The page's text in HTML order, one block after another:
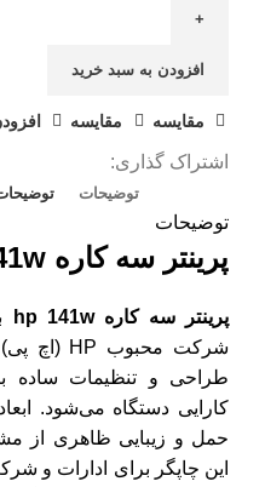
افزودن به سبد خرید
مقايسه مقایسه
اشتراک گذاری:
توضیحات
توضیحات
پرینتر سه کاره hp 141w
پرینتر سه کاره hp 141w
شرکت محبوب HP (اچ
طراحی و تنظیمات ساده
کارایی دستگاه می‌شود.
این چاپگر برای ادارات و